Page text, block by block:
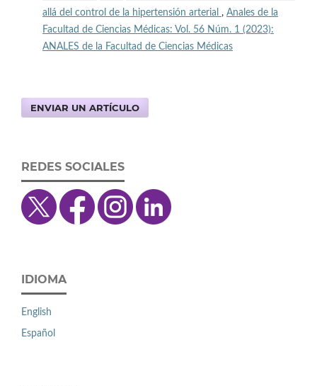
allá del control de la hipertensión arterial , Anales de la
Facultad de Ciencias Médicas: Vol. 56 Núm. 1 (2023):
ANALES de la Facultad de Ciencias Médicas
ENVIAR UN ARTÍCULO
REDES SOCIALES
IDIOMA
English
Español